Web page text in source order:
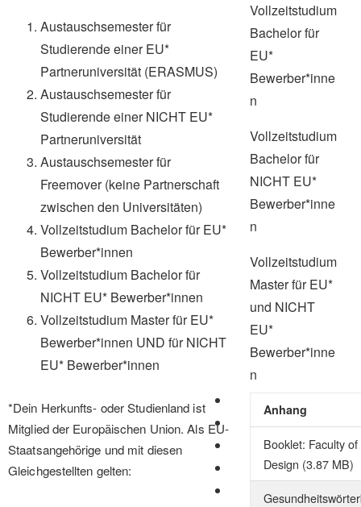
Austauschsemester für
Studierende einer EU*
Partneruniversität (ERASMUS)
Austauschsemester für
Studierende einer NICHT EU*
Partneruniversität
Austauschsemester für
Freemover (keine Partnerschaft
zwischen den Universitäten)
Vollzeitstudium Bachelor für EU*
Bewerber*innen
Vollzeitstudium Bachelor für
NICHT EU* Bewerber*innen
Vollzeitstudium Master für EU*
Bewerber*innen UND für NICHT
EU* Bewerber*innen
*Dein Herkunfts- oder Studienland ist
Mitglied der Europäischen Union. Als EU-
Staatsangehörige und mit diesen
Gleichgestellten gelten:
Vollzeitstudium
Bachelor für
EU*
Bewerber*inne
n
Vollzeitstudium
Bachelor für
NICHT EU*
Bewerber*inne
n
Vollzeitstudium
Master für EU*
und NICHT
EU*
Bewerber*inne
n
Anhang
Booklet: Faculty of
Design (3.87 MB)